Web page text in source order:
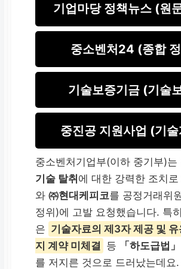
기업마당 정책뉴스 (원
중소벤처24 (종합
기술보증기금 (기술
중진공 지원사업 (기
중소벤처기업부(이하 중기부)는
기술 탈취에 대한 강력한 조치로
와 ㈜현대케피코를 공정거래위
정위)에 고발 요청했습니다. 특
은 기술자료의 제3자 제공 및
지 계약 미체결 등 「하도급법
를 저지른 것으로 드러났는데요